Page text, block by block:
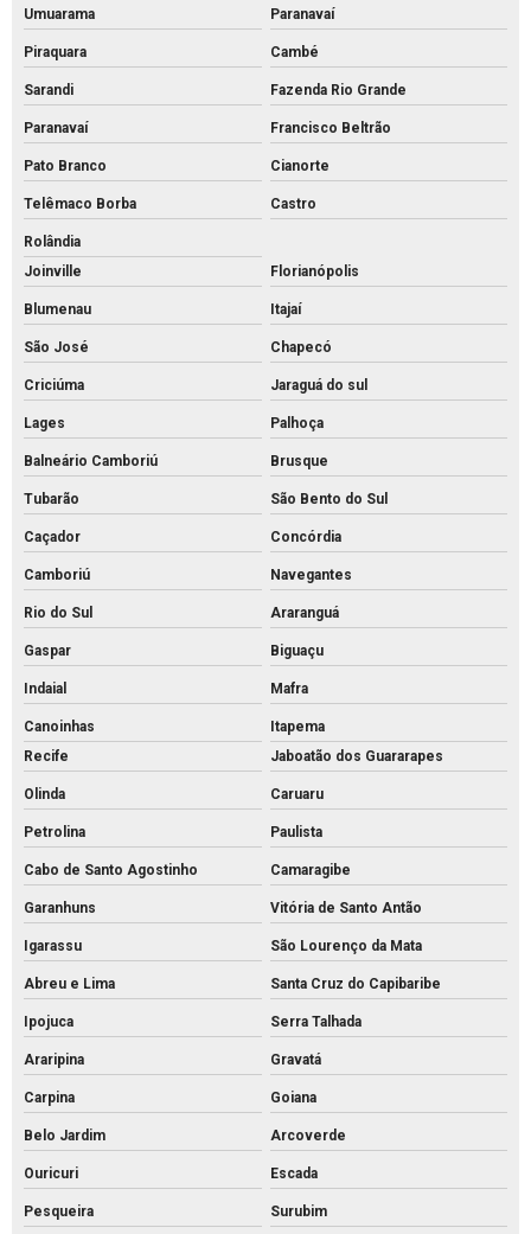
Piso tátil de concreto 25x25
Piso tátil concreto preço m2
Piso tátil de concreto preço
Piso tátil concreto venda
Piso tátil de concreto
Piso tátil direcional concreto
Pisos intertravados de concreto venda
Preço bloco de concreto 14x19x39
Preço bloco de concreto para muro
Preço bloco de concreto
Preço de bloco intertravado de concreto
Preço do piso intertravado
Preço de piso intertravado de concreto
Pvs artefatos de concreto
Pvs concreto preço
Pvs concreto rs
Pvs concreto valor
Pvs concreto
Tijolo de concreto preço
Tijolo de concreto vazado
Tijolo de concreto
Tubo de concreto 400mm
Tubo de concreto de 40cm preço
Tubo de concreto preço
Tubo de concreto valor
Umuarama Paranavaí
Piraquara Cambé
Sarandi Fazenda Rio Grande
Paranavaí Francisco Beltrão
Pato Branco Cianorte
Telêmaco Borba Castro
Rolândia
Joinville
Florianópolis
Blumenau Itajaí
São José Chapecó
Criciúma Jaraguá do sul
Lages Palhoça
Balneário Camboriú Brusque
Tubarão São Bento do Sul
Caçador Concórdia
Camboriú Navegantes
Rio do Sul Araranguá
Gaspar Biguaçu
Indaial Mafra
Canoinhas
Itapema
Recife
Jaboatão dos Guararapes
Olinda Caruaru
Petrolina Paulista
Cabo de Santo Agostinho Camaragibe
Garanhuns Vitória de Santo Antão
Igarassu São Lourenço da Mata
Abreu e Lima Santa Cruz do Capibaribe
Ipojuca Serra Talhada
Araripina Gravatá
Carpina Goiana
Belo Jardim Arcoverde
Ouricuri Escada
Pesqueira Surubim